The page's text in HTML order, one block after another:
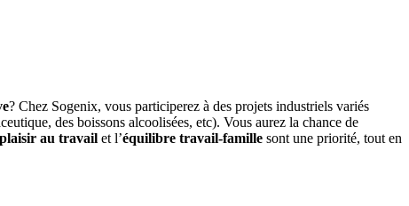
? Chez Sogenix, vous participerez à des projets industriels variés
des boissons alcoolisées, etc). Vous aurez la chance de
plaisir au travail et l’équilibre travail-famille sont une priorité, tout en